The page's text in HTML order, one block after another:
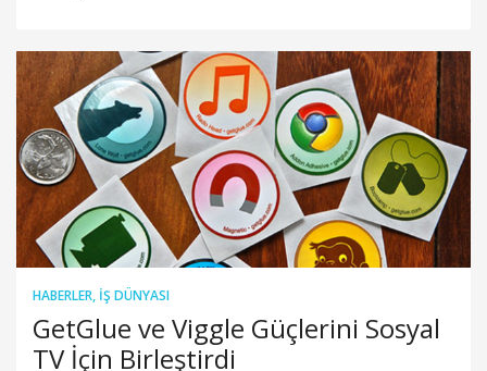
HABERLER, İŞ DÜNYASI
GetGlue ve Viggle Güçlerini Sosyal
TV İçin Birleştirdi